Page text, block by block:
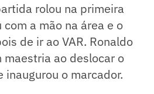
rolou na primeira
a mão na área e o
de ir ao VAR. Ronaldo
ao deslocar o
inaugurou o marcador.